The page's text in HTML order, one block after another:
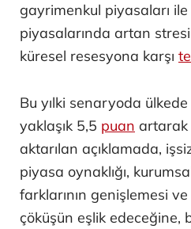
gayrimenkul piyasaları
piyasalarında artan
küresel resesyona karşı
Bu yılki senaryoda ülkede
yaklaşık 5,5 puan artarak
aktarılan açıklamada,
piyasa oynaklığı,
farklarının genişlemesi
çöküşün eşlik edeceğine,